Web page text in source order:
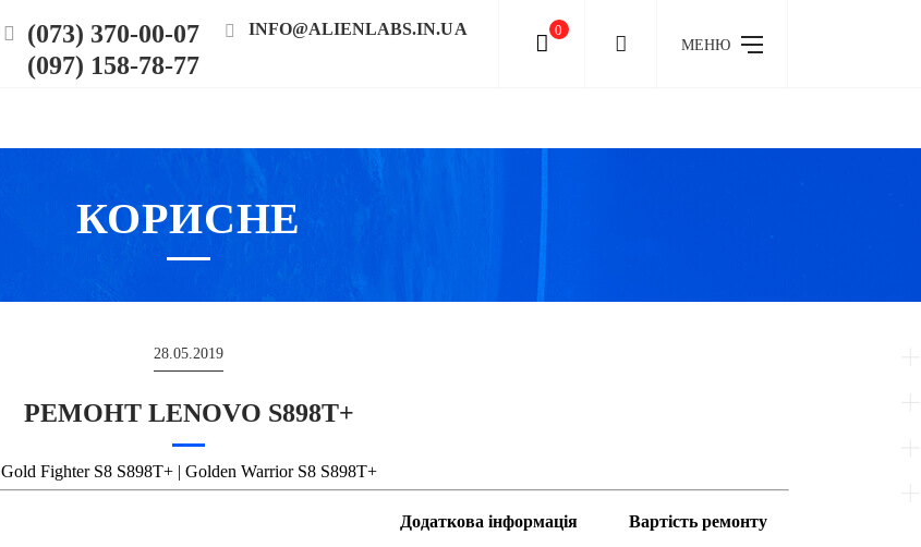
КОРИСНЕ
28.05.2019
РЕМОНТ LENOVO S898T+
Gold Fighter S8 S898T+ | Golden Warrior S8 S898T+
Додаткова інформація Вартість ремонту
(073) 370-00-07
(097) 158-78-77
INFO@ALIENLABS.IN.UA
0
МЕНЮ